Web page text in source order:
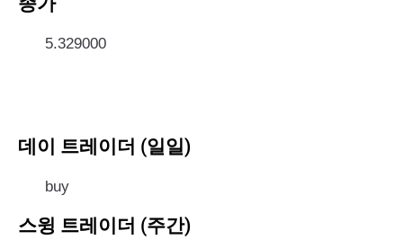
5.329000
데이 트레이더 (일일)
buy
스윙 트레이더 (주간)